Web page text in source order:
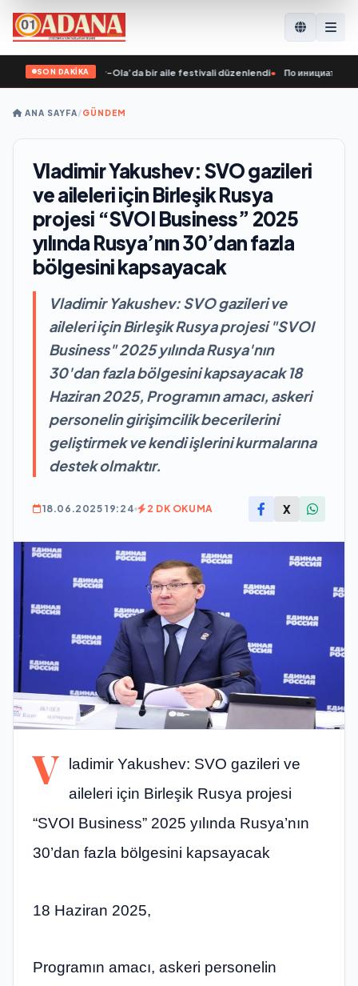
SON DAKİKA
girişimiyle Yoshkar-Ola’da bir aile festivali düzenlendi• По инициативе
ANA SAYFA/GÜNDEM
Vladimir Yakushev: SVO gazileri
ve aileleri için Birleşik Rusya
projesi “SVOI Business” 2025
yılında Rusya’nın 30’dan fazla
bölgesini kapsayacak
Vladimir Yakushev: SVO gazileri ve
aileleri için Birleşik Rusya projesi "SVOI
Business" 2025 yılında Rusya'nın
30'dan fazla bölgesini kapsayacak 18
Haziran 2025, Programın amacı, askeri
personelin girişimcilik becerilerini
geliştirmek ve kendi işlerini kurmalarına
destek olmaktır.
18.06.2025 19:24 2 DK OKUMA X
V
ladimir Yakushev: SVO gazileri ve
aileleri için Birleşik Rusya projesi
“SVOI Business” 2025 yılında Rusya’nın
30’dan fazla bölgesini kapsayacak
18 Haziran 2025,
Programın amacı, askeri personelin